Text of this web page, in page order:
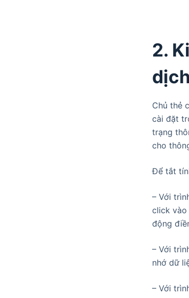
2.
dịch
Chủ thẻ
cài đặt
trạng
cho
Để tắt
– Với
click
động
– Với
nhớ dữ
– Với